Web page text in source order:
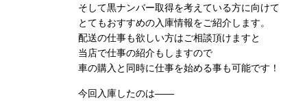
そして黒ナンバー取得を考えている方に向けて
とてもおすすめの入庫情報をご紹介します。
配送の仕事も欲しい方はご相談頂けますと
当店で仕事の紹介もしますので
車の購入と同時に仕事を始める事も可能です！
今回入庫したのは――